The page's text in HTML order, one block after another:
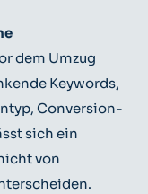
dem Umzug
Keywords,
Conversion-
sich ein
von